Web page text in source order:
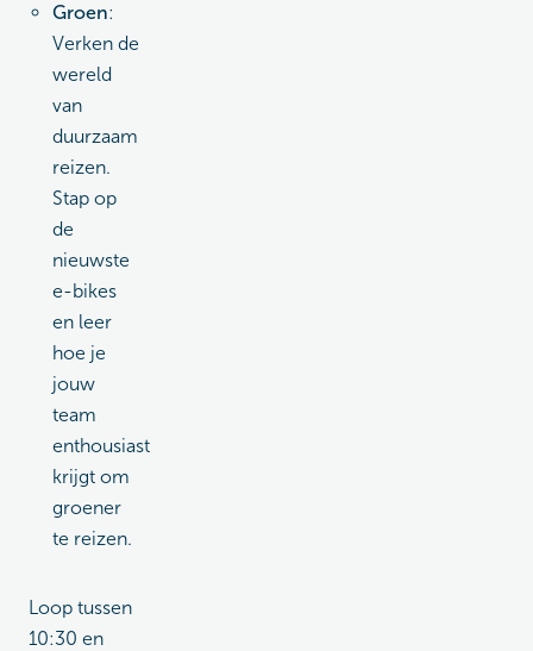
Groen:
Verken de
wereld
van
duurzaam
reizen.
Stap op
de
nieuwste
e-bikes
en leer
hoe je
jouw
team
enthousiast
krijgt om
groener
te reizen.
Loop tussen
10:30 en